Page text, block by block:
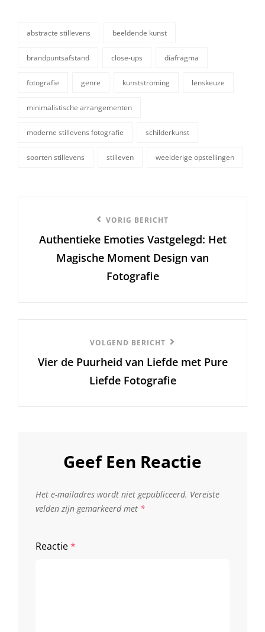
abstracte stillevens beeldende kunst
brandpuntsafstand close-ups diafragma
fotografie genre kunststroming lenskeuze
minimalistische arrangementen
moderne stillevens fotografie schilderkunst
soorten stillevens stilleven weelderige opstellingen
bericht
VORIG BERICHT
Authentieke Emoties Vastgelegd: Het
Magische Moment Design van
Fotografie
Bericht
VOLGEND BERICHT
Vier de Puurheid van Liefde met Pure
Liefde Fotografie
Geef Een Reactie
Het e-mailadres wordt niet gepubliceerd. Vereiste
velden zijn gemarkeerd met *
Reactie*